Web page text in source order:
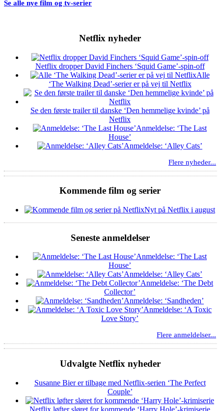
Se alle nye film og tv-serier
Netflix nyheder
Netflix dropper David Finchers ‘Squid Game’-spin-off
Alle
‘The Walking Dead’-serier er på vej til Netflix
Se den første trailer til danske ‘Den hemmelige kvinde’ på
Netflix
Anmeldelse: ‘The Last
House’
Anmeldelse: ‘Alley Cats’
Flere nyheder...
Kommende film og serier
Nyt på Netflix i august
Seneste anmeldelser
Anmeldelse: ‘The Last
House’
Anmeldelse: ‘Alley Cats’
Anmeldelse: ‘The Debt
Collector’
Anmeldelse: ‘Sandheden’
Anmeldelse: ‘A Toxic
Love Story’
Flere anmeldelser...
Udvalgte Netflix nyheder
Susanne Bier er tilbage med Netflix-serien ‘The Perfect
Couple’
Netflix løfter sløret for kommende ‘Harry Hole’-krimiserie